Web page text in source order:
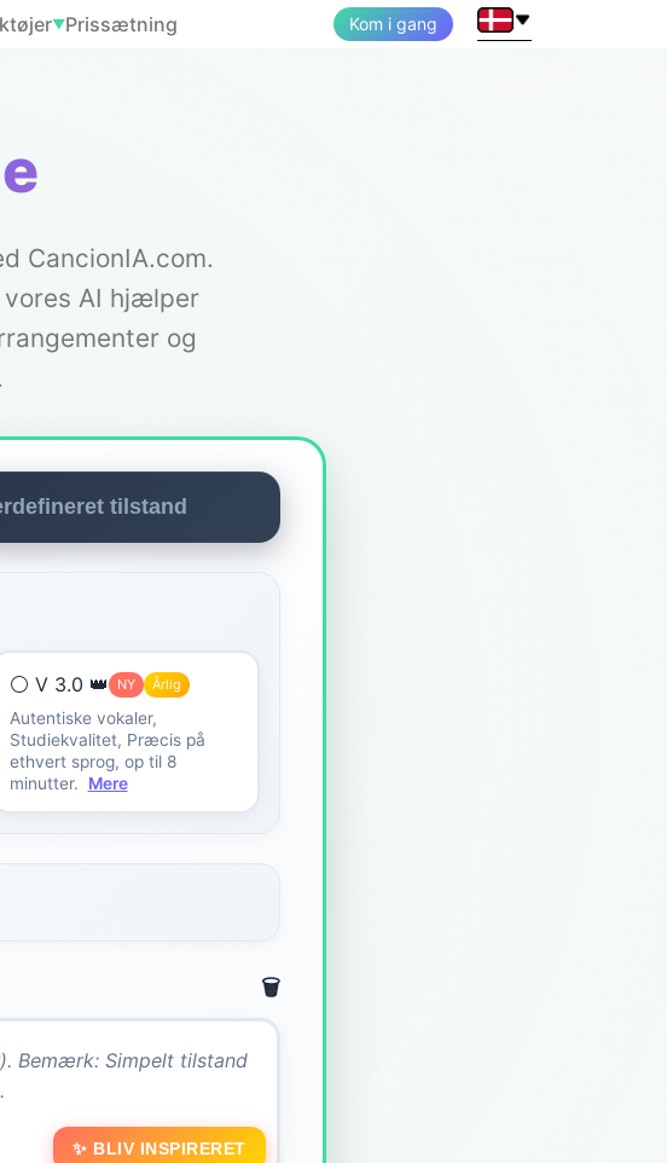
▼Prissætning Kom i gang
CancionIA.com.
vores AI hjælper
og
tilstand
⚪ V 3.0 👑 NY Årlig
Autentiske vokaler,
Studiekvalitet, Præcis på
ethvert sprog, op til 8
minutter.
Mere
🗑️
✨ BLIV INSPIRERET